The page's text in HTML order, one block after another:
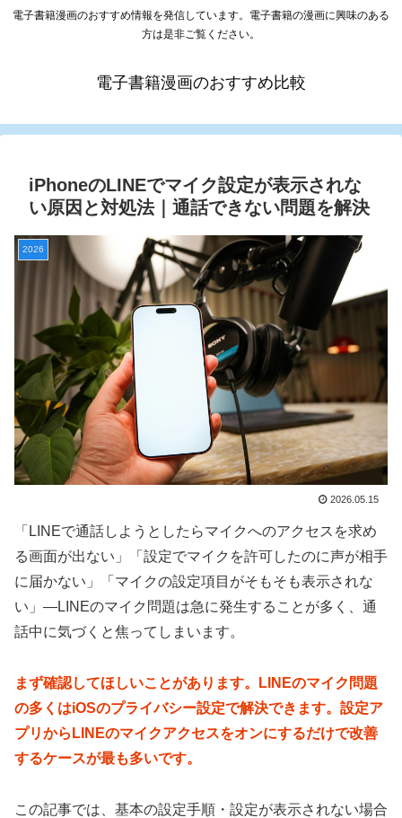
電子書籍漫画のおすすめ情報を発信しています。電子書籍の漫画に興味のある
方は是非ご覧ください。
電子書籍漫画のおすすめ比較
iPhoneのLINEでマイク設定が表示されな
い原因と対処法｜通話できない問題を解決
2026
2026.05.15
「LINEで通話しようとしたらマイクへのアクセスを求め
る画面が出ない」「設定でマイクを許可したのに声が相手
に届かない」「マイクの設定項目がそもそも表示されな
い」—LINEのマイク問題は急に発生することが多く、通
話中に気づくと焦ってしまいます。
まず確認してほしいことがあります。LINEのマイク問題
の多くはiOSのプライバシー設定で解決できます。設定ア
プリからLINEのマイクアクセスをオンにするだけで改善
するケースが最も多いです。
この記事では、基本の設定手順・設定が表示されない場合